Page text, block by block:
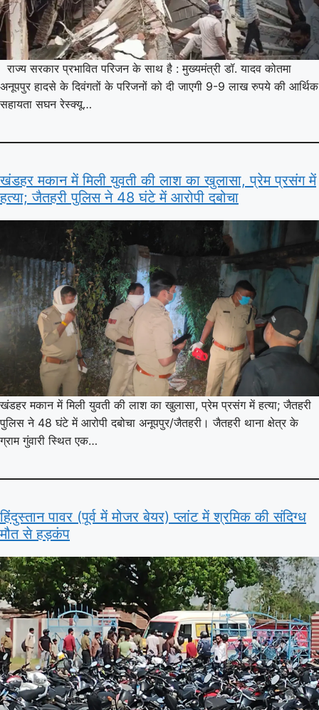
राज्य सरकार प्रभावित परिजन के साथ है : मुख्यमंत्री डॉ. यादव कोतमा
अनूपपुर हादसे के दिवंगतों के परिजनों को दी जाएगी 9-9 लाख रुपये की आर्थिक
सहायता सघन रेस्क्यू…
खंडहर मकान में मिली युवती की लाश का खुलासा, प्रेम प्रसंग में
हत्या; जैतहरी पुलिस ने 48 घंटे में आरोपी दबोचा
खंडहर मकान में मिली युवती की लाश का खुलासा, प्रेम प्रसंग में हत्या; जैतहरी
पुलिस ने 48 घंटे में आरोपी दबोचा अनूपपुर/जैतहरी। जैतहरी थाना क्षेत्र के
ग्राम गुंवारी स्थित एक…
हिंदुस्तान पावर (पूर्व में मोजर बेयर) प्लांट में श्रमिक की संदिग्ध
मौत से हड़कंप